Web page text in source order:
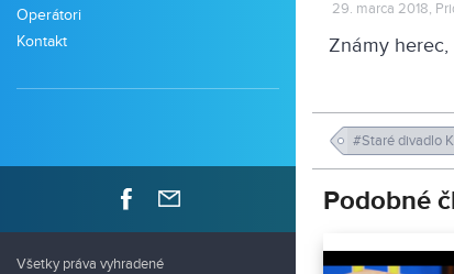
Operátori
Kontakt
Všetky práva vyhradené
29. marca 2018,
Známy
#Staré divadlo
Podobné